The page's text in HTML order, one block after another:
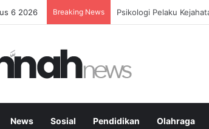
6 2026 Breaking News Nutrisi Seimbang untuk
News Sosial Pendidikan Olahraga